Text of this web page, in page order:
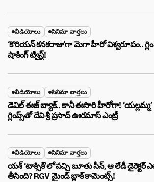
వీడియోలు సినిమా వార్తలు
‘కొరియన్ కనకరాజు’గా మెగా హీరో విశ్వరూపం..
షాకింగ్ ట్విస్ట్!
వీడియోలు సినిమా వార్తలు
డెవిల్ ఈజ్ బ్యాక్.. కానీ ఈసారి హీరోగా! ‘యల్లమ్మ’
గ్లింప్స్‌తో దేవి శ్రీ ప్రసాద్ ఊరమాస్ ఎంట్రీ
వీడియోలు సినిమా వార్తలు
యశ్ ‘టాక్సిక్’లో పచ్చి బూతు సీన్, ఆ లేడీ డైరెక్టర్
తీసింది? RGV మైండ్ బ్లాక్ కామెంట్స్!